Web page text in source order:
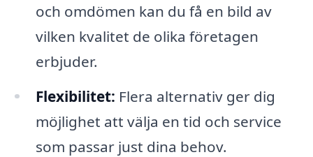
och omdömen kan du få en bild av
vilken kvalitet de olika företagen
erbjuder.
Flexibilitet: Flera alternativ ger dig
möjlighet att välja en tid och service
som passar just dina behov.